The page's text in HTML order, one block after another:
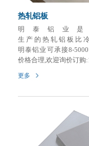
热轧铝板
明泰铝业
生产的热轧铝板比
明泰铝业可承接8-
价格合理,欢迎询价订购
更多